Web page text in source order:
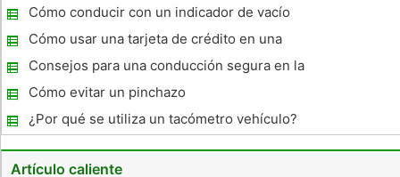
Cómo conducir con un indicador de vacío
para ahorrar gasolina
Cómo usar una tarjeta de crédito en una
estación automatizada de gas
Consejos para una conducción segura en la
lluvia
Cómo evitar un pinchazo
¿Por qué se utiliza un tacómetro vehículo?
Artículo caliente